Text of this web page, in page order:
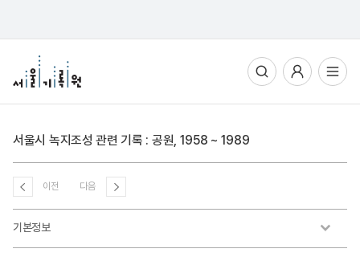
전체메뉴열기
서울시 녹지조성 관련 기록 : 공원, 1958 ~ 1989
이전 다음
기본정보